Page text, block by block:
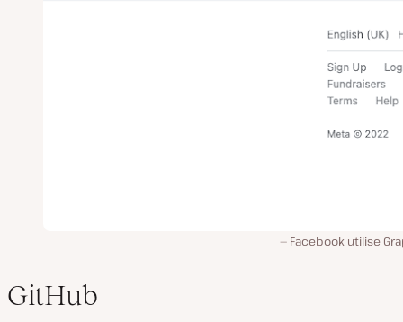
Facebook utilise
GitHub